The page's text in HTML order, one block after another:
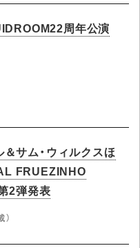
周年公演
＆サム・ウィルクスほ
FRUEZINHO
2弾発表